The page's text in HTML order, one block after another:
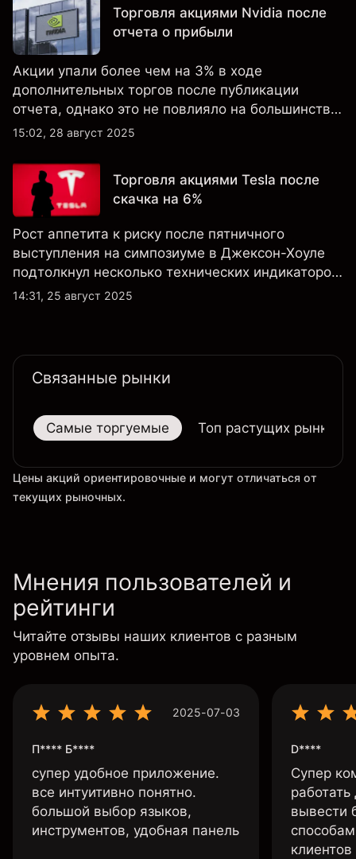
Торговля акциями Nvidia после
отчета о прибыли
Акции упали более чем на 3% в ходе
дополнительных торгов после публикации
отчета, однако это не повлияло на большинство
ключевых технических индикаторов, а
крайне оптимистичными.
15:02, 28 август 2025
Торговля акциями Tesla после
скачка на 6%
Рост аппетита к риску после пятничного
выступления на симпозиуме в Джексон-Хоуле
подтолкнул несколько технических индикаторов
по акциям Tesla к положительным значениям,
14:31, 25 август 2025
Связанные рынки
Самые торгуемые Топ растущих рынков
Цены акций ориентировочные и могут отличаться от
текущих рыночных.
Мнения пользователей и
рейтинги
Читайте отзывы наших клиентов с разным
уровнем опыта.
2025-07-03
П**** Б****
супер удобное приложение.
все интуитивно понятно.
большой выбор языков,
инструментов, удобная панель
D****
Супер
вывести